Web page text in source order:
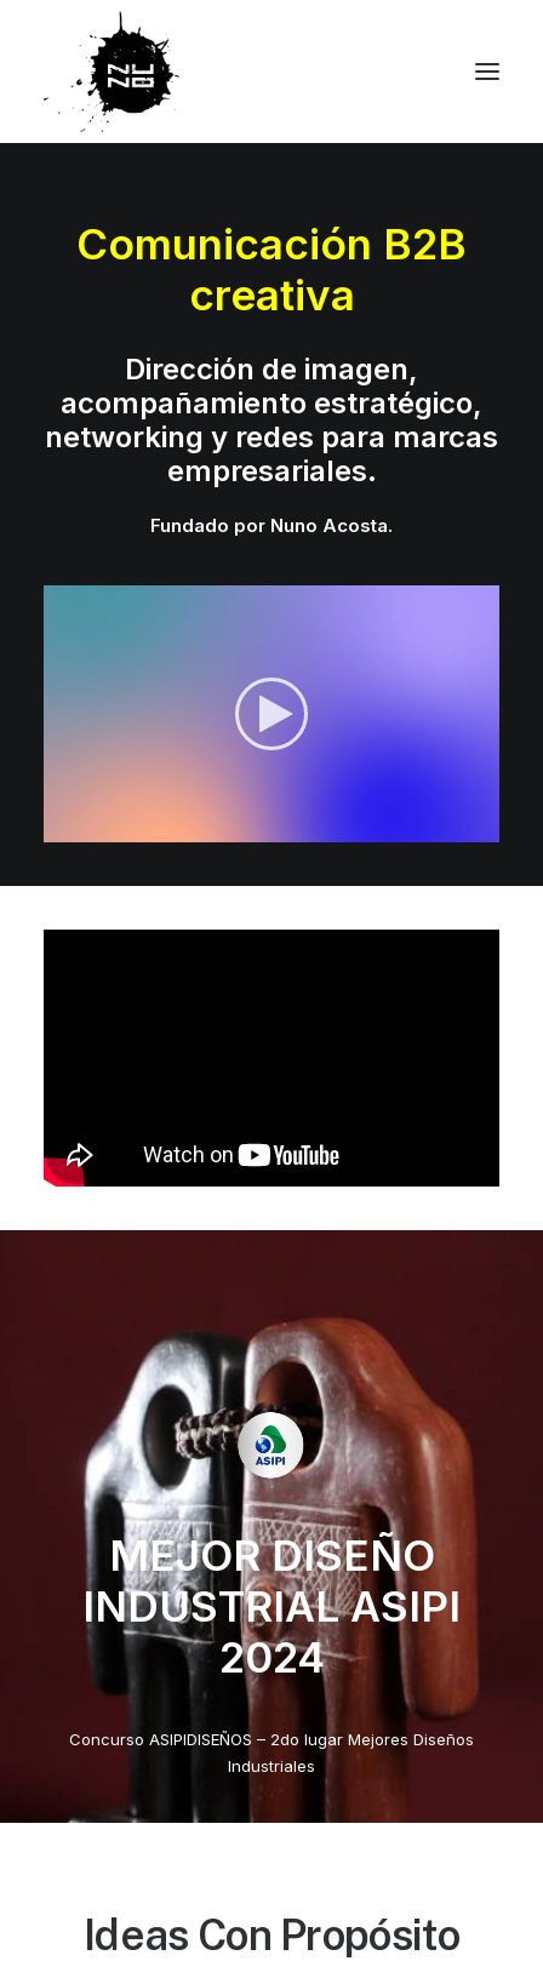
Comunicación B2B
creativa
Dirección de imagen,
acompañamiento estratégico,
networking y redes para marcas
empresariales.
Fundado por Nuno Acosta.
MEJOR DISEÑO
INDUSTRIAL ASIPI
2024
Concurso ASIPIDISEÑOS – 2do lugar Mejores Diseños
Industriales
Ideas Con Propósito